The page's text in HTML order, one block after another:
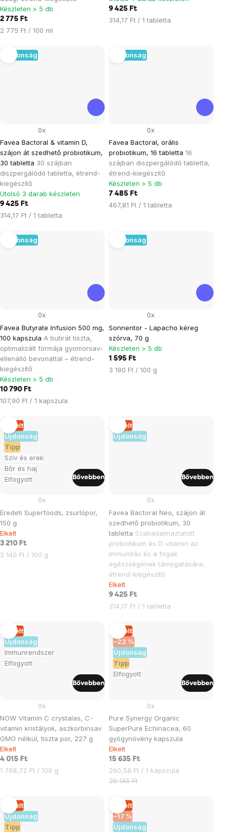
Készleten > 5 db
2 775 Ft
Egységár:
2 775 Ft / 100 ml
9 425 Ft
Egységár:
314,17 Ft / 1 tabletta
Újdonság
Favea Bactoral & vitamin D,
szájon át szedhető probiotikum,
30 tabletta 30 szájban
diszpergálódó tabletta, étrend-
kiegészítő
0x
Utolsó 3 darab készleten
9 425 Ft
Egységár:
314,17 Ft / 1 tabletta
Újdonság
Favea Bactoral, orális
probiotikum, 16 tabletta 16
szájban diszpergálódó tabletta,
étrend-kiegészítő
0x
Készleten > 5 db
7 485 Ft
Egységár:
467,81 Ft / 1 tabletta
Újdonság
Favea Butyrate Infusion 500 mg,
100 kapszula A butirát tiszta,
optimalizált formája gyomorsav-
ellenálló bevonattal – étrend-
kiegészítő
0x
Készleten > 5 db
10 790 Ft
Egységár:
107,90 Ft / 1 kapszula
Újdonság
Sonnentor - Lapacho kéreg
szórva, 70 g
0x
Készleten > 5 db
1 595 Ft
Egységár:
3 190 Ft / 100 g
Újdonság
Tipp
Szív és erek
Bőr és haj
Elfogyott
Elkelt
Eredeti Superfoods, zsurlópor,
150 g
0x
Elkelt
3 210 Ft
Egységár:
2 140 Ft / 100 g
Bővebben
Újdonság
Elkelt
Favea Bactoral Neo, szájon át
szedhető probiotikum, 30
tabletta Szabadalmaztatott
probiotikum és D-vitamin az
immunitás és a fogak
egészségének támogatására,
étrend-kiegészítő
0x
Elkelt
9 425 Ft
Egységár:
314,17 Ft / 1 tabletta
Bővebben
Újdonság
Immunrendszer
Elfogyott
Elkelt
NOW Vitamin C crystalas, C-
vitamin kristályok, aszkorbinsav
GMO nélkül, tiszta por, 227 g
0x
Elkelt
4 015 Ft
Egységár:
1 768,72 Ft / 100 g
Bővebben
Újdonság
Tipp
Elfogyott
Elkelt
–22 %
Pure Synergy Organic
SuperPure Echinacea, 60
gyógynövény kapszula
0x
Elkelt
15 635 Ft
Egységár:
260,58 Ft / 1 kapszula
20 145 Ft
Bővebben
Újdonság
Tipp
Elkelt
Újdonság
Elkelt
–17 %